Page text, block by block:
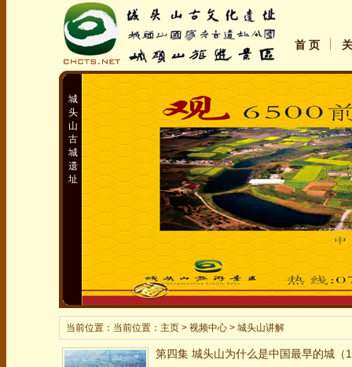
首 页
城
头
山
古
城
遗
址
当前位置：当前位置： 主页> 视频中心 > 城头山讲解
第四集 城头山为什么是中国最早的城（